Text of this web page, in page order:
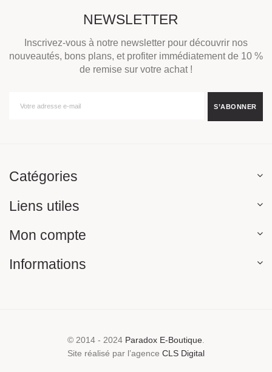
NEWSLETTER
Inscrivez-vous à notre newsletter pour découvrir nos
nouveautés, bons plans, et profiter immédiatement de 10 %
de remise sur votre achat !
Catégories
Liens utiles
Mon compte
Informations
© 2014 - 2024 Paradox E-Boutique
Site réalisé par l’agence CLS Digital